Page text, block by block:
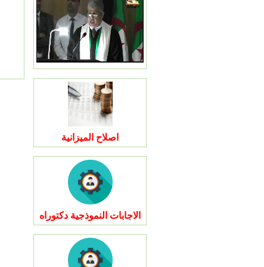
اصلاح الميزانية
الاجابات النموذجية دكتوراه